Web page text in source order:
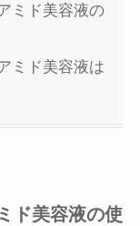
ミド美容液の
ミド美容液は
ド美容液の使